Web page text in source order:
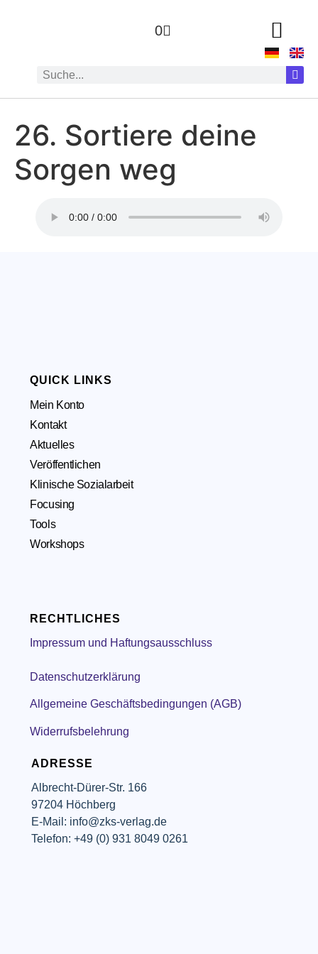
0
26. Sortiere deine
Sorgen weg
ADRESSE
Albrecht-Dürer-Str. 166
97204 Höchberg
E-Mail: info@zks-verlag.de
Telefon: +49 (0) 931 8049 0261
RECHTLICHES
Impressum und Haftungsausschluss
Datenschutzerklärung
Allgemeine Geschäftsbedingungen (AGB)
Widerrufsbelehrung
QUICK LINKS
Mein Konto
Kontakt
Aktuelles
Veröffentlichen
Klinische Sozialarbeit
Focusing
Tools
Workshops